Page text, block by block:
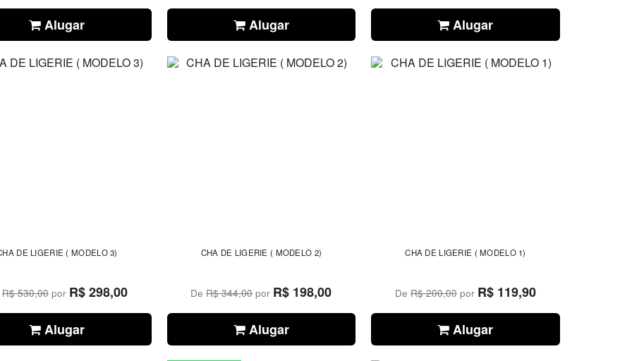
Alugar Alugar Alugar
DE LIGERIE ( MODELO 3)
R$ 530,00por R$ 298,00
Alugar
CHA DE LIGERIE ( MODELO 2)
DeR$ 344,00por R$ 198,00
Alugar
CHA DE LIGERIE ( MODELO 1)
De R$ 200,00por R$ 119,90
Alugar